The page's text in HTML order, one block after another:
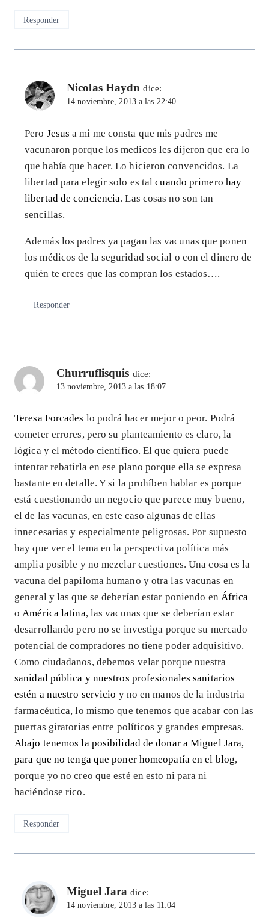
Responder
Nicolas Haydn dice:
14 noviembre, 2013 a las 22:40
Pero Jesusa mi me consta que mis padres me
vacunaron porque los medicos les dijeron que era lo
que había que hacer. Lo hicieron convencidos. La
libertad para elegir solo es talcuando primero hay
libertad de conciencia. Las cosas no son tan
sencillas.
Además los padres ya pagan las vacunas que ponen
los médicos de la seguridad social o con el dinero de
quién te crees que las compran los estados….
Responder
Churruflisquis dice:
13 noviembre, 2013 a las 18:07
Teresa Forcades lo podrá hacer mejor o peor. Podrá
cometer errores, pero su planteamiento es claro, la
lógica y el método científico. El que quiera puede
intentar rebatirla en ese plano porque ella se expresa
bastante en detalle. Y si la prohíben hablar es porque
está cuestionando un negocio que parece muy bueno,
el de las vacunas, en este caso algunas de ellas
innecesarias y especialmente peligrosas. Por supuesto
hay que ver el tema en la perspectiva política más
amplia posible y no mezclar cuestiones. Una cosa es la
vacuna del papiloma humano y otra las vacunas en
general y las que se deberían estar poniendo en África
oAmérica latina, las vacunas que se deberían estar
desarrollando pero no se investiga porque su mercado
potencial de compradores no tiene poder adquisitivo.
Como ciudadanos, debemos velar porque nuestra
sanidad pública y nuestros profesionales sanitarios
estén a nuestro servicio y no en manos de la industria
farmacéutica, lo mismo que tenemos que acabar con las
puertas giratorias entre políticos y grandes empresas.
Abajo tenemos la posibilidad de donar a Miguel Jara,
para que no tenga que poner homeopatía en el blog,
porque yo no creo que esté en esto ni para ni
haciéndose rico.
Responder
Miguel Jara dice:
14 noviembre, 2013 a las 11:04